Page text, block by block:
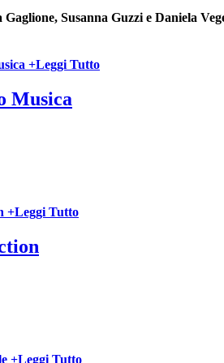
Susanna Guzzi e Daniela
+Leggi Tutto
Musica
+Leggi Tutto
+Leggi Tutto